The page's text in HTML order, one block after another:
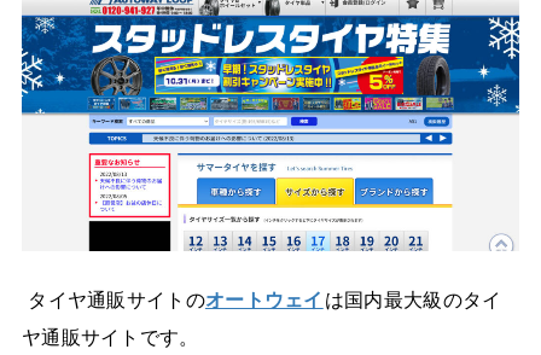
タイヤ通販サイトのオートウェイ は国内最大級のタイ
ヤ通販サイトです。